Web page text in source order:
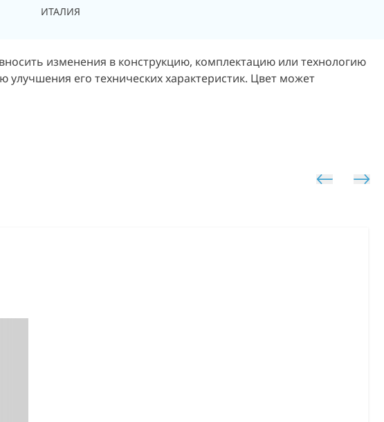
ИТАЛИЯ
изменения в конструкцию, комплектацию или технологию
его технических характеристик. Цвет может